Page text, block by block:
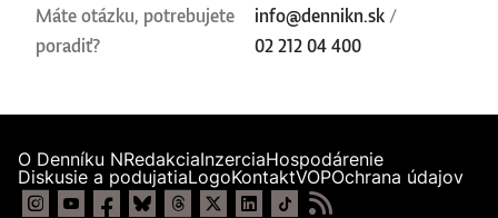
Máte otázku, potrebujete
poradiť?
info@dennikn.sk /
02 212 04 400
O Denníku NRedakciaInzerciaHospodárenie
Diskusie a podujatiaLogoKontaktVOPOchrana údajov